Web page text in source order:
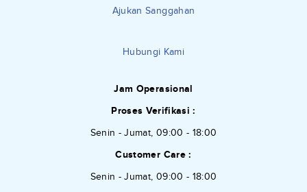
Ajukan Sanggahan
Hubungi Kami
Jam Operasional
Proses Verifikasi :
Senin - Jumat, 09:00 - 18:00
Customer Care :
Senin - Jumat, 09:00 - 18:00